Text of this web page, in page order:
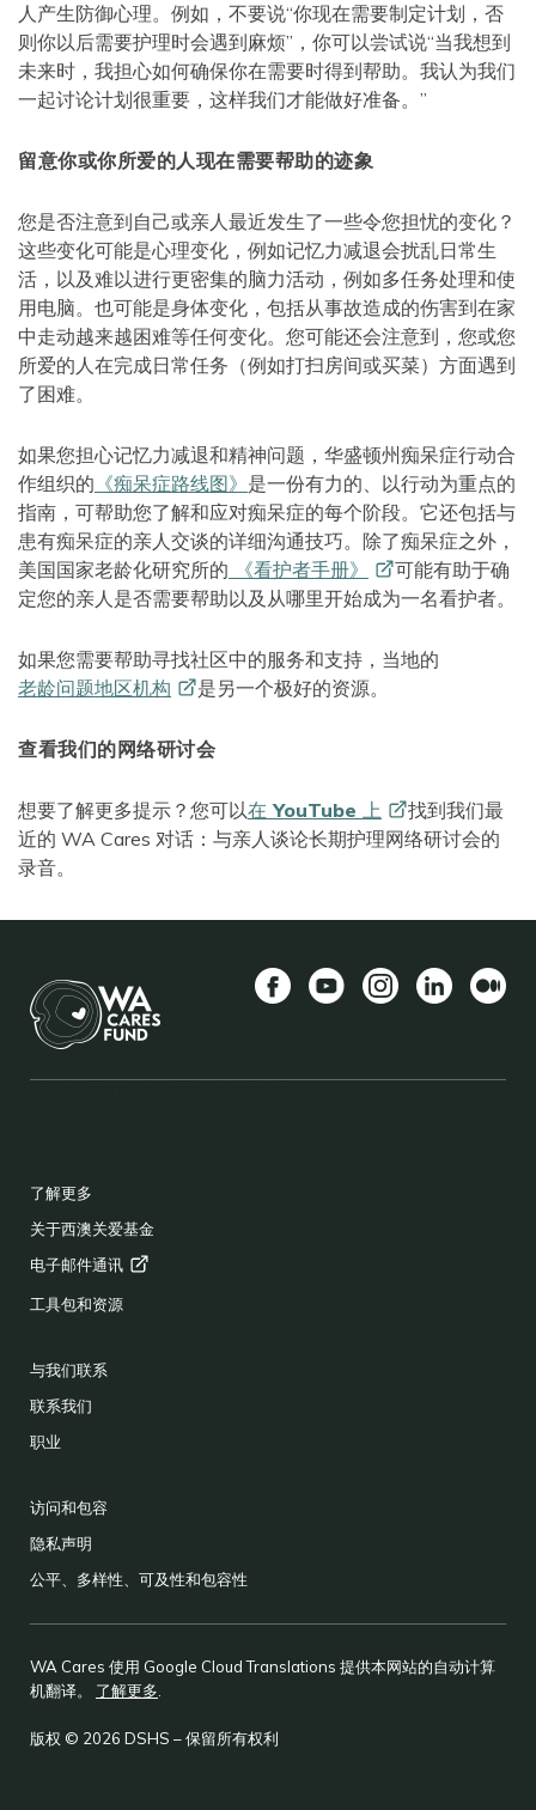
人产生防御心理。例如，不要说“你现在需要制定计划，否
则你以后需要护理时会遇到麻烦”，你可以尝试说“当我想到
未来时，我担心如何确保你在需要时得到帮助。我认为我们
一起讨论计划很重要，这样我们才能做好准备。”
留意你或你所爱的人现在需要帮助的迹象
您是否注意到自己或亲人最近发生了一些令您担忧的变化？
这些变化可能是心理变化，例如记忆力减退会扰乱日常生
活，以及难以进行更密集的脑力活动，例如多任务处理和使
用电脑。也可能是身体变化，包括从事故造成的伤害到在家
中走动越来越困难等任何变化。您可能还会注意到，您或您
所爱的人在完成日常任务（例如打扫房间或买菜）方面遇到
了困难。
如果您担心记忆力减退和精神问题，华盛顿州痴呆症行动合
作组织的 《痴呆症路线图》 是一份有力的、以行动为重点的
指南，可帮助您了解和应对痴呆症的每个阶段。它还包括与
患有痴呆症的亲人交谈的详细沟通技巧。除了痴呆症之外，
美国国家老龄化研究所的
《看护者手册》
可能有助于确
定您的亲人是否需要帮助以及从哪里开始成为一名看护者。
如果您需要帮助寻找社区中的服务和支持，当地的
老龄问题地区机构
是另一个极好的资源。
查看我们的网络研讨会
想要了解更多提示？您可以在 YouTube 上
找到我们最
近的 WA Cares 对话：与亲人谈论长期护理网络研讨会的
录音。
了解更多
关于西澳关爱基金
电子邮件通讯
工具包和资源
与我们联系
联系我们
职业
访问和包容
隐私声明
公平、多样性、可及性和包容性
WA Cares 使用 Google Cloud Translations 提供本网站的自动计算
机翻译。 了解更多
版权 © 2026 DSHS – 保留所有权利